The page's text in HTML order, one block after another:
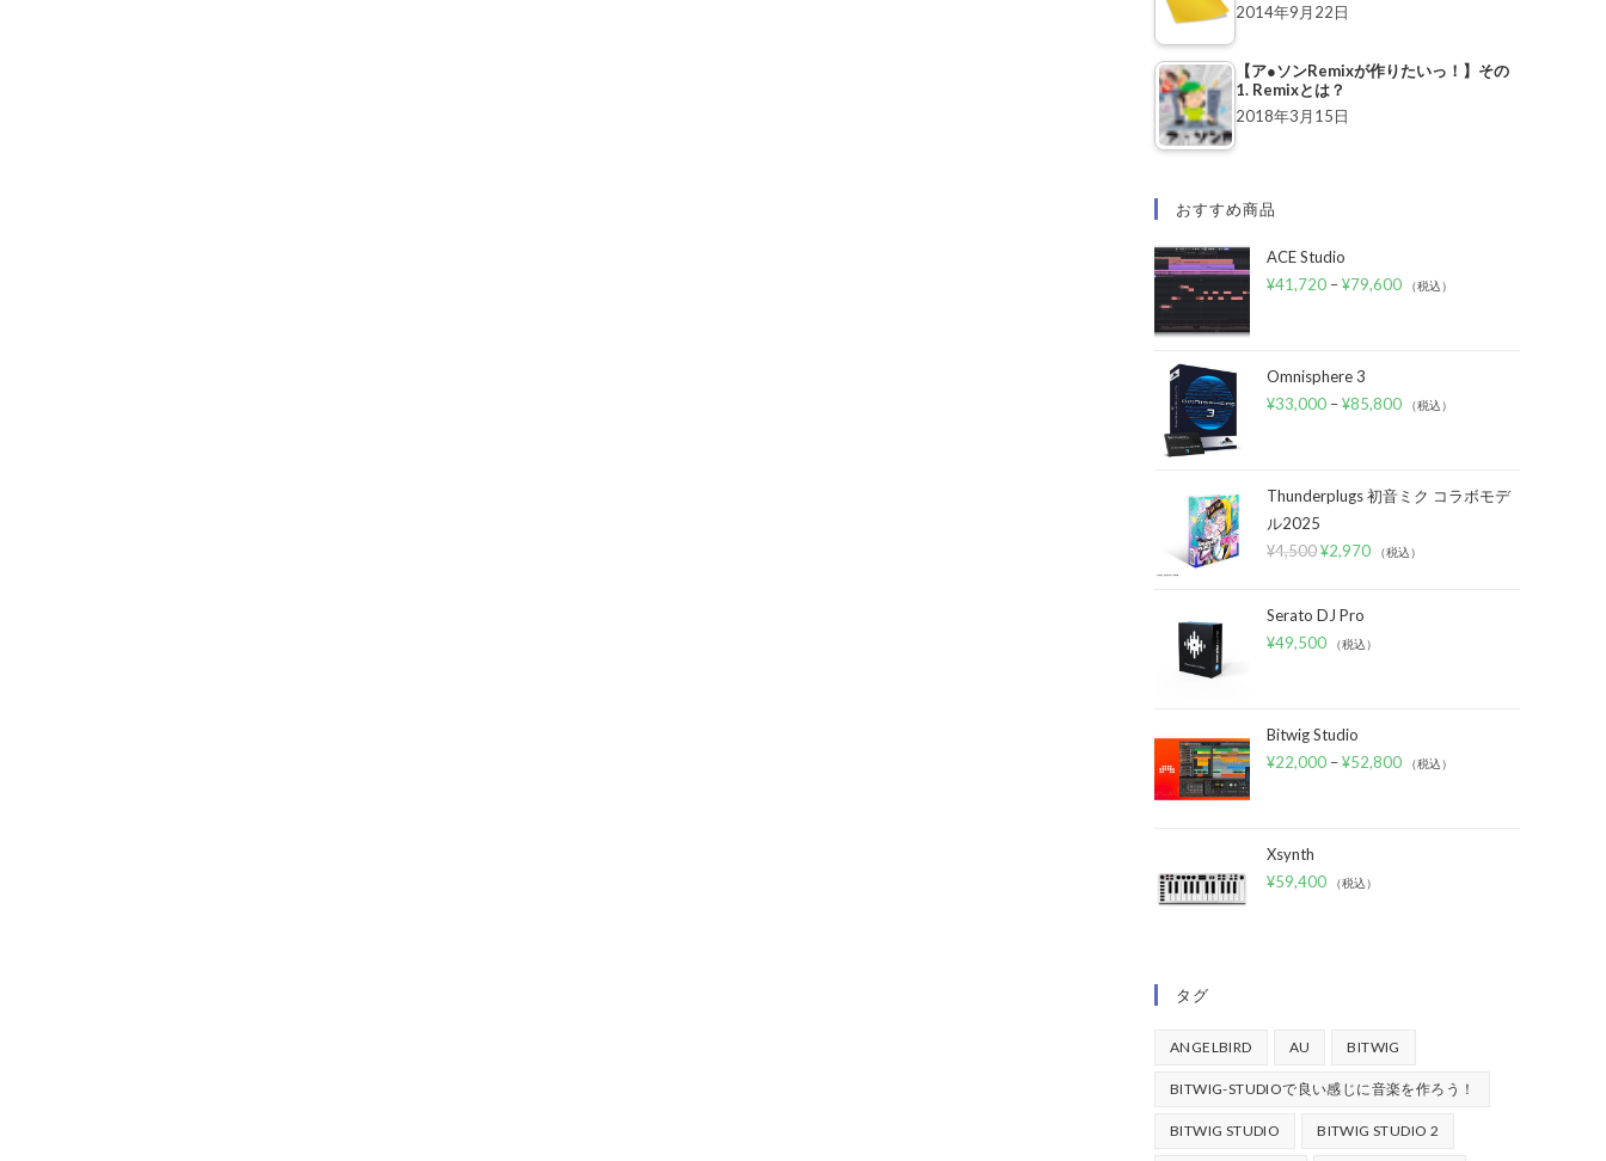
2014年9月22日
【ア●ソンRemixが作りたいっ！】その
1. Remixとは？
2018年3月15日
おすすめ商品
ACE Studio
¥41,720 –¥79,600 （税込）
Omnisphere 3
¥33,000 –¥85,800 （税込）
Thunderplugs 初音ミク コラボモデ
ル2025
¥4,500¥2,970 （税込）
Serato DJ Pro
¥49,500 （税込）
Bitwig Studio
¥22,000 –¥52,800 （税込）
Xsynth
¥59,400 （税込）
タグ
ANGELBIRD AU BITWIG
BITWIG-STUDIOで良い感じに音楽を作ろう！
BITWIG STUDIO BITWIG STUDIO 2